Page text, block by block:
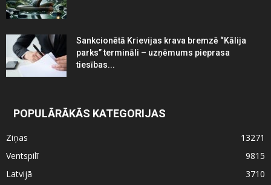
Sankcionētā Krievijas krava bremzē “Kālija
parks” termināli – uzņēmums pieprasa
tiesības...
POPULĀRĀKĀS KATEGORIJAS
Ziņas
13271
Ventspilī
9815
Latvijā
3710